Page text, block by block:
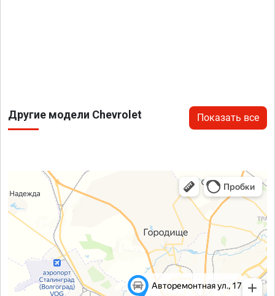
Другие модели Chevrolet Показать все